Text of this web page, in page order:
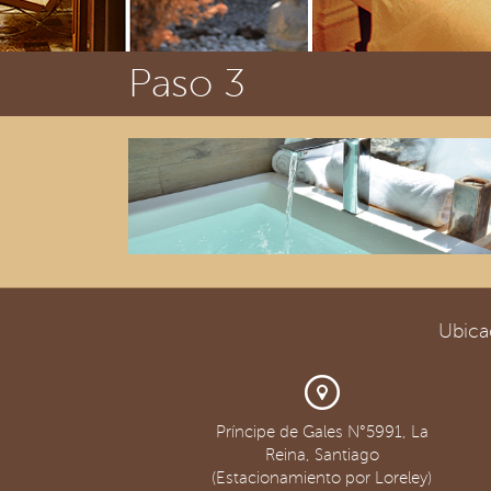
Paso 3
Príncipe de Gales N°5991, La
Reina, Santiago
(Estacionamiento por Loreley)